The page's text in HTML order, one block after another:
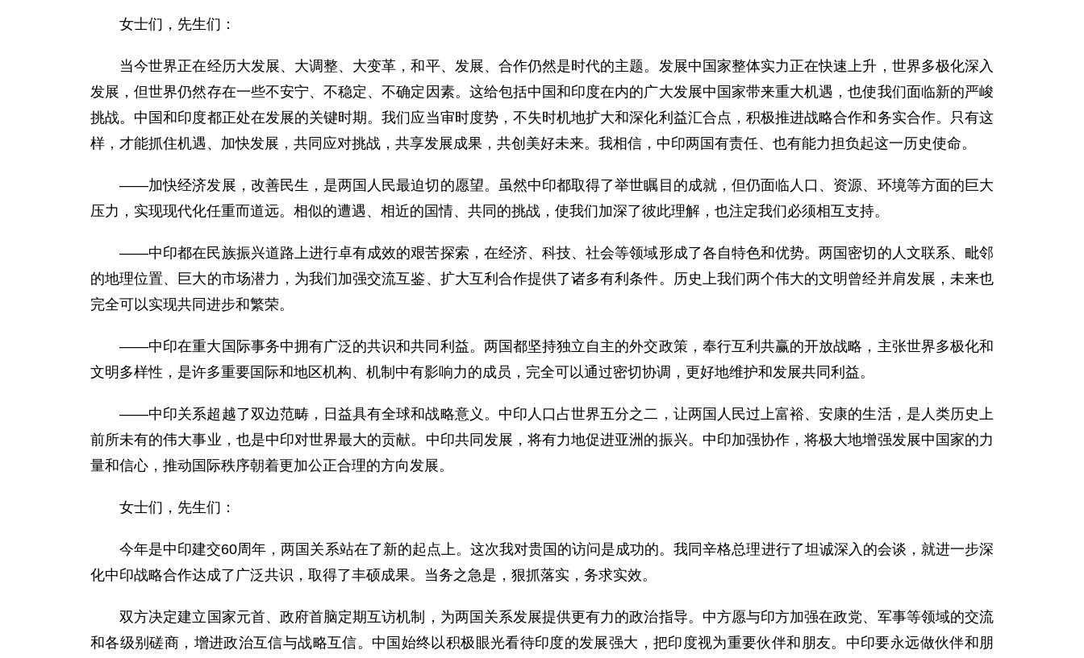
女士们，先生们：
当今世界正在经历大发展、大调整、大变革，和平、发展、合作仍然是时代的主题。发展中国家整体实力正在快速上升，世界多极化深入
发展，但世界仍然存在一些不安宁、不稳定、不确定因素。这给包括中国和印度在内的广大发展中国家带来重大机遇，也使我们面临新的严峻
挑战。中国和印度都正处在发展的关键时期。我们应当审时度势，不失时机地扩大和深化利益汇合点，积极推进战略合作和务实合作。只有这
样，才能抓住机遇、加快发展，共同应对挑战，共享发展成果，共创美好未来。我相信，中印两国有责任、也有能力担负起这一历史使命。
——加快经济发展，改善民生，是两国人民最迫切的愿望。虽然中印都取得了举世瞩目的成就，但仍面临人口、资源、环境等方面的巨大
压力，实现现代化任重而道远。相似的遭遇、相近的国情、共同的挑战，使我们加深了彼此理解，也注定我们必须相互支持。
——中印都在民族振兴道路上进行卓有成效的艰苦探索，在经济、科技、社会等领域形成了各自特色和优势。两国密切的人文联系、毗邻
的地理位置、巨大的市场潜力，为我们加强交流互鉴、扩大互利合作提供了诸多有利条件。历史上我们两个伟大的文明曾经并肩发展，未来也
完全可以实现共同进步和繁荣。
——中印在重大国际事务中拥有广泛的共识和共同利益。两国都坚持独立自主的外交政策，奉行互利共赢的开放战略，主张世界多极化和
文明多样性，是许多重要国际和地区机构、机制中有影响力的成员，完全可以通过密切协调，更好地维护和发展共同利益。
——中印关系超越了双边范畴，日益具有全球和战略意义。中印人口占世界五分之二，让两国人民过上富裕、安康的生活，是人类历史上
前所未有的伟大事业，也是中印对世界最大的贡献。中印共同发展，将有力地促进亚洲的振兴。中印加强协作，将极大地增强发展中国家的力
量和信心，推动国际秩序朝着更加公正合理的方向发展。
女士们，先生们：
今年是中印建交60周年，两国关系站在了新的起点上。这次我对贵国的访问是成功的。我同辛格总理进行了坦诚深入的会谈，就进一步深
化中印战略合作达成了广泛共识，取得了丰硕成果。当务之急是，狠抓落实，务求实效。
双方决定建立国家元首、政府首脑定期互访机制，为两国关系发展提供更有力的政治指导。中方愿与印方加强在政党、军事等领域的交流
和各级别磋商，增进政治互信与战略互信。中国始终以积极眼光看待印度的发展强大，把印度视为重要伙伴和朋友。中印要永远做伙伴和朋